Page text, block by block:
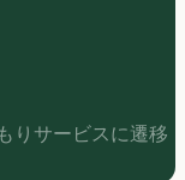
りサービスに遷移